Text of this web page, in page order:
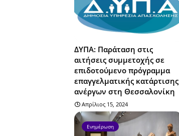
ΔΥΠΑ: Παράταση στις
αιτήσεις συμμετοχής σε
επιδοτούμενο πρόγραμμα
επαγγελματικής κατάρτισης
ανέργων στη Θεσσαλονίκη
Απρίλιος 15, 2024
Ενημέρωση